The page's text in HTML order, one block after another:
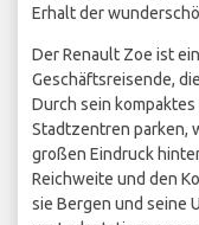
Erhalt der
Der Renault Zoe ist
Geschäftsreisende,
Durch sein
Stadtzentren parken,
großen Eindruck
Reichweite und den
sie Bergen und seine